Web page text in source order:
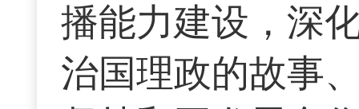
播能力建设，深
治国理政的故事